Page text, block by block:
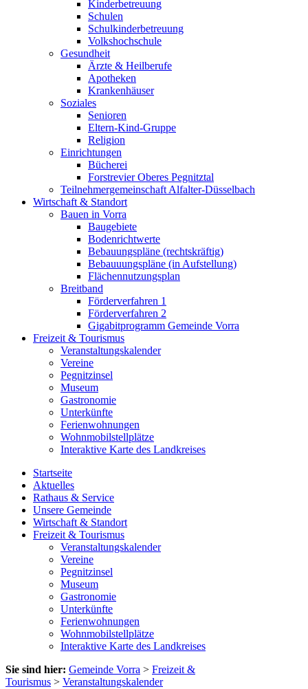
Kinderbetreuung
Schulen
Schulkinderbetreuung
Volkshochschule
Gesundheit
Ärzte & Heilberufe
Apotheken
Krankenhäuser
Soziales
Senioren
Eltern-Kind-Gruppe
Religion
Einrichtungen
Bücherei
Forstrevier Oberes Pegnitztal
Teilnehmergemeinschaft Alfalter-Düsselbach
Wirtschaft & Standort
Bauen in Vorra
Baugebiete
Bodenrichtwerte
Bebauungspläne (rechtskräftig)
Bebauuungspläne (in Aufstellung)
Flächennutzungsplan
Breitband
Förderverfahren 1
Förderverfahren 2
Gigabitprogramm Gemeinde Vorra
Freizeit & Tourismus
Veranstaltungskalender
Vereine
Pegnitzinsel
Museum
Gastronomie
Unterkünfte
Ferienwohnungen
Wohnmobilstellplätze
Interaktive Karte des Landkreises
Startseite
Aktuelles
Rathaus & Service
Unsere Gemeinde
Wirtschaft & Standort
Freizeit & Tourismus
Veranstaltungskalender
Vereine
Pegnitzinsel
Museum
Gastronomie
Unterkünfte
Ferienwohnungen
Wohnmobilstellplätze
Interaktive Karte des Landkreises
Sie sind hier: Gemeinde Vorra > Freizeit &
Tourismus > Veranstaltungskalender